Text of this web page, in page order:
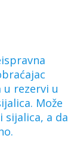
u rezervi u
Može
sijalica, a da